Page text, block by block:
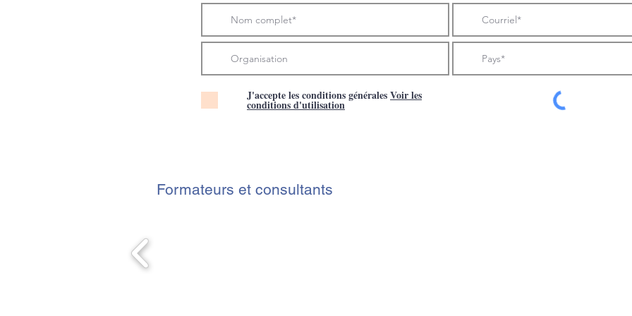
J'accepte les conditions généralesVoir les
conditions d'utilisation
Formateurs et consultants